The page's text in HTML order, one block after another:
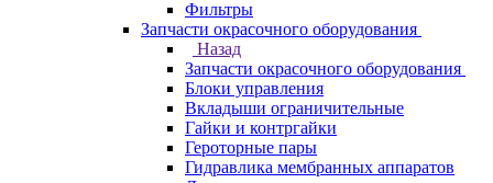
Фильтры
Запчасти окрасочного оборудования
Назад
Запчасти окрасочного оборудования
Блоки управления
Вкладыши ограничительные
Гайки и контргайки
Героторные пары
Гидравлика мембранных аппаратов